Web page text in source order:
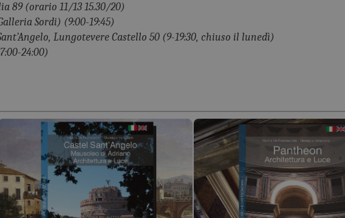
89 (orario 11/13 15.30/20)
Sordi) (9:00-19:45)
Lungotevere Castello 50 (9-19:30, chiuso il lunedì)
24:00)